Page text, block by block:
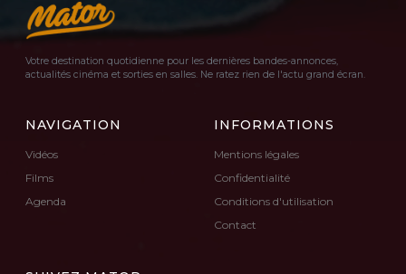
Votre destination quotidienne pour les dernières bandes-annonces,
actualités cinéma et sorties en salles. Ne ratez rien de l'actu grand écran.
NAVIGATION
Vidéos
Films
Agenda
INFORMATIONS
Mentions légales
Confidentialité
Conditions d'utilisation
Contact